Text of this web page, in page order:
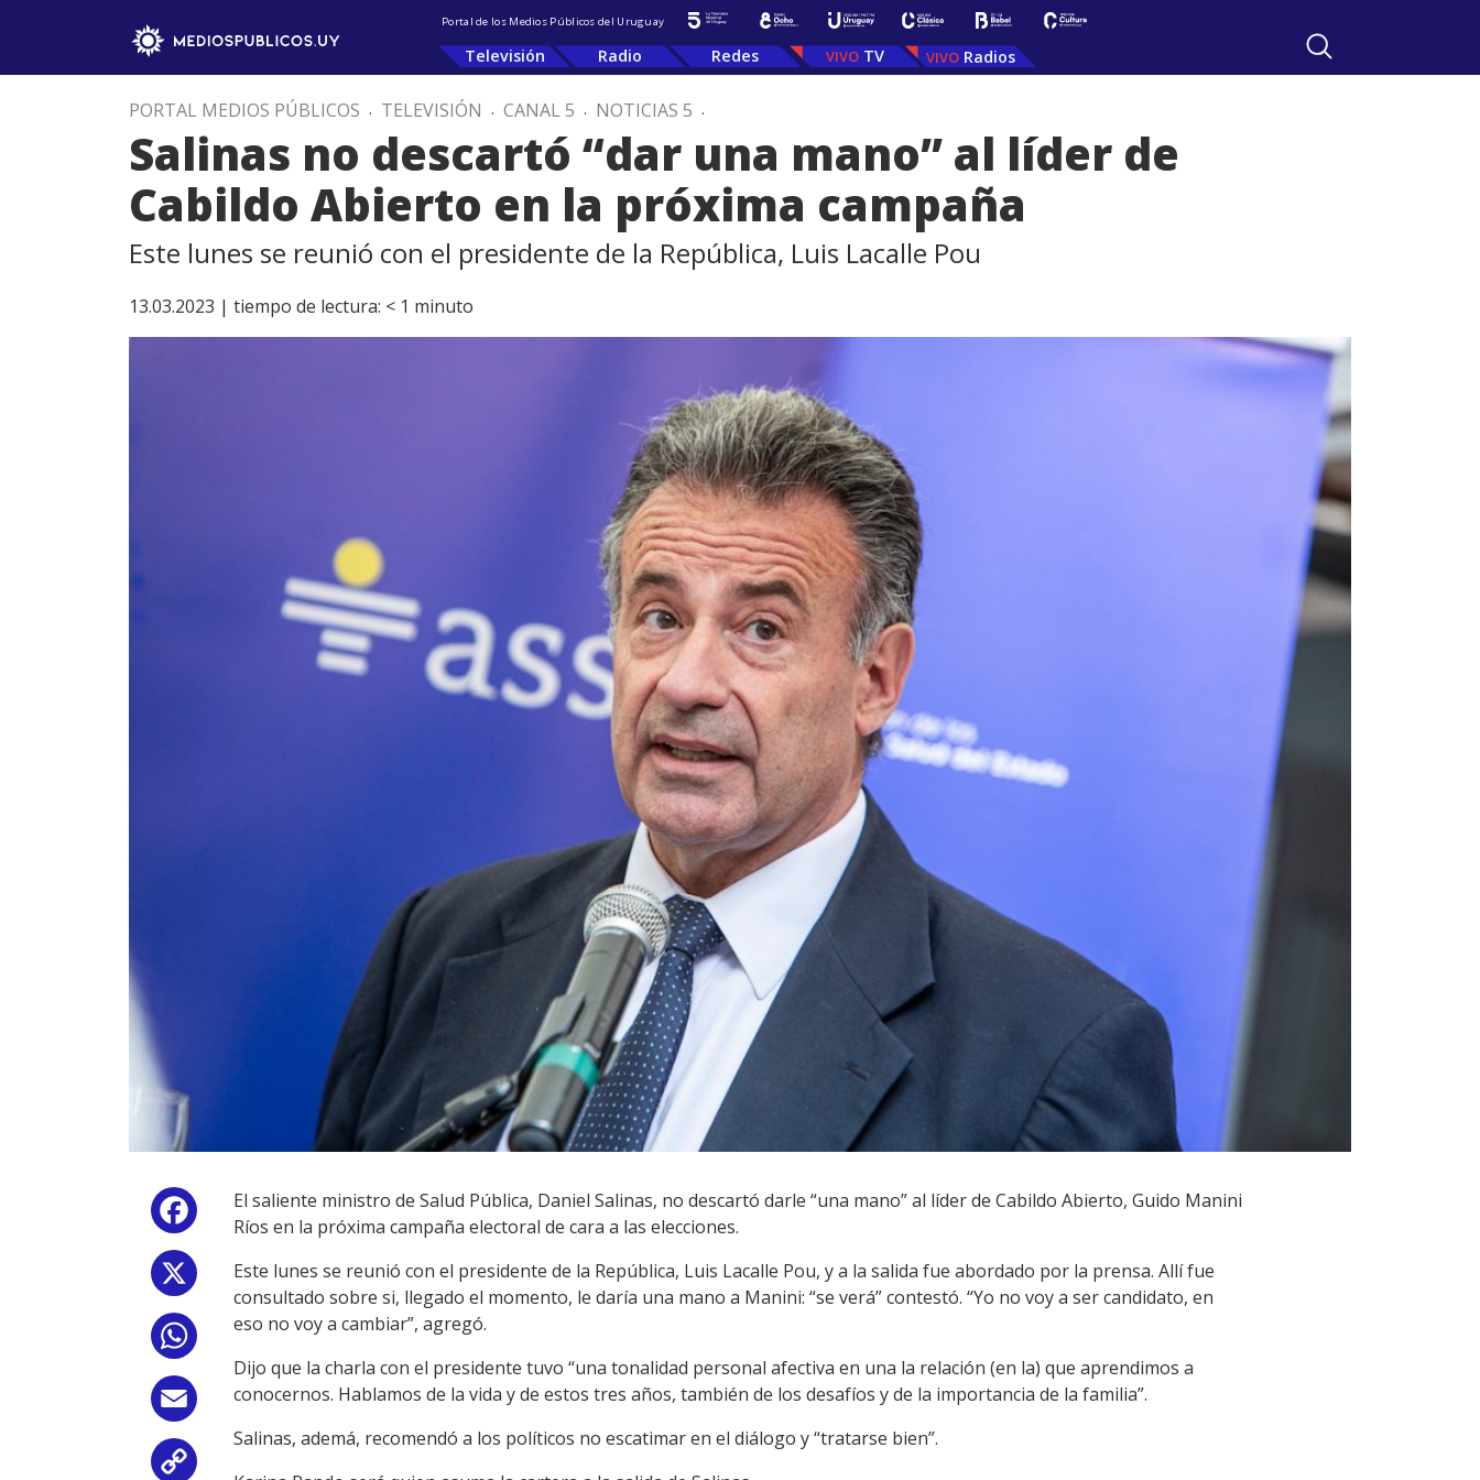
Portal de los Medios Públicos del Uruguay
Televisión Radio Redes TV Radios
PORTAL MEDIOS PÚBLICOS . TELEVISIÓN . CANAL 5 . NOTICIAS 5 .
Salinas no descartó “dar una mano” al líder de
Cabildo Abierto en la próxima campaña
Este lunes se reunió con el presidente de la República, Luis Lacalle Pou
13.03.2023 | tiempo de lectura: < 1 minuto
Facebook
Email
El saliente ministro de Salud Pública, Daniel Salinas, no descartó darle “una mano” al líder de Cabildo Abierto, Guido Manini
Ríos en la próxima campaña electoral de cara a las elecciones.
Este lunes se reunió con el presidente de la República, Luis Lacalle Pou, y a la salida fue abordado por la prensa. Allí fue
consultado sobre si, llegado el momento, le daría una mano a Manini: “se verá” contestó. “Yo no voy a ser candidato, en
eso no voy a cambiar”, agregó.
Dijo que la charla con el presidente tuvo “una tonalidad personal afectiva en una la relación (en la) que aprendimos a
conocernos. Hablamos de la vida y de estos tres años, también de los desafíos y de la importancia de la familia”.
Salinas, ademá, recomendó a los políticos no escatimar en el diálogo y “tratarse bien”.